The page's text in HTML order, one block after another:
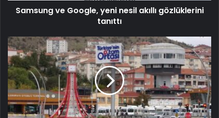
Samsung ve Google, yeni nesil akıllı gözlüklerini
tanıttı